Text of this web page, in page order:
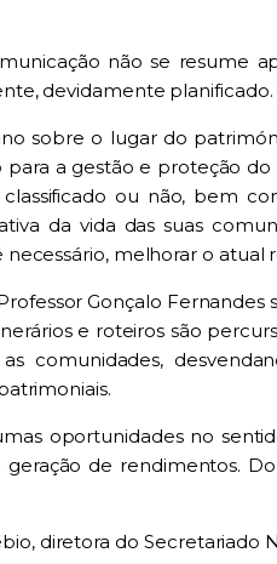
não se resume
devidamente planificado.
sobre o lugar do
a gestão e proteção
classificado ou não, bem
da vida das suas
necessário, melhorar o
Gonçalo
e roteiros são
comunidades,
oportunidades no
de rendimentos.
diretora do Secretariado